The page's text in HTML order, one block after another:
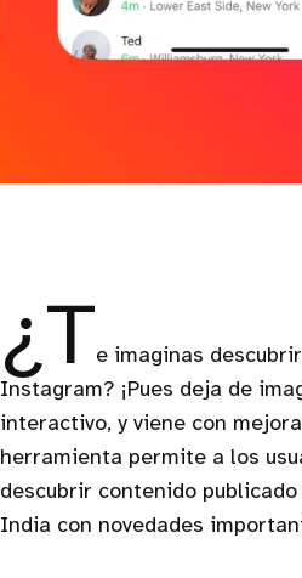
¿Te imaginas
Instagram? ¡Pues deja de
interactivo, y viene con
herramienta permite a los
descubrir contenido
India con novedades